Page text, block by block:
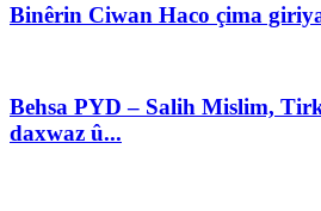
Binêrin Ciwan Haco çima
Behsa PYD – Salih Mislim,
daxwaz û...